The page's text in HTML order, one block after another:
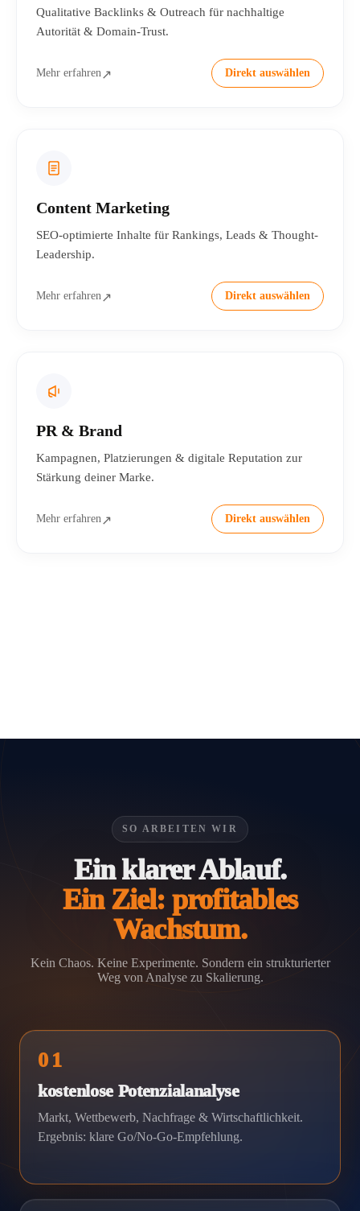
Qualitative Backlinks & Outreach für nachhaltige
Autorität & Domain-Trust.
Mehr erfahren↗ Direkt auswählen
Content Marketing
SEO-optimierte Inhalte für Rankings, Leads & Thought-
Leadership.
Mehr erfahren↗ Direkt auswählen
PR & Brand
Kampagnen, Platzierungen & digitale Reputation zur
Stärkung deiner Marke.
Mehr erfahren↗ Direkt auswählen
SO ARBEITEN WIR
Ein klarer Ablauf.
Ein Ziel: profitables
Wachstum.
Kein Chaos. Keine Experimente. Sondern ein strukturierter
Weg von Analyse zu Skalierung.
01
kostenlose Potenzialanalyse
Markt, Wettbewerb, Nachfrage & Wirtschaftlichkeit.
Ergebnis: klare Go/No-Go-Empfehlung.